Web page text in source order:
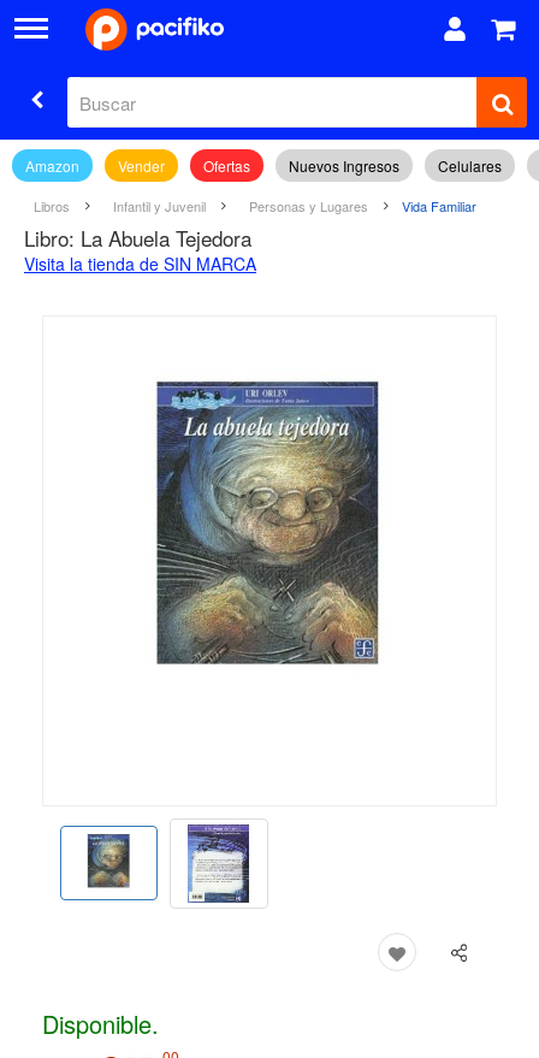
Amazon Vender Ofertas Nuevos Ingresos Celulares
Libros Infantil y Juvenil Personas y Lugares Vida Familiar
Libro: La Abuela Tejedora
Visita la tienda de SIN MARCA
Disponible.